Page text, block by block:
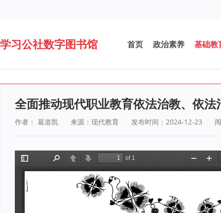
学习公社数字图书馆 首页 政治素养 基础教
全面推动现代职业教育依法治教、依法
作者： 葛道凯 来源：现代教育 发布时间：2024-12-23